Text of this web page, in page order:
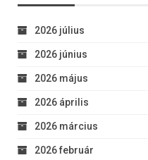
2026 július
2026 június
2026 május
2026 április
2026 március
2026 február